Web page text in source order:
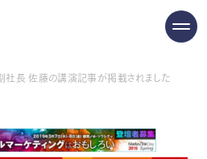
社長 佐藤の講演記事が掲載されました